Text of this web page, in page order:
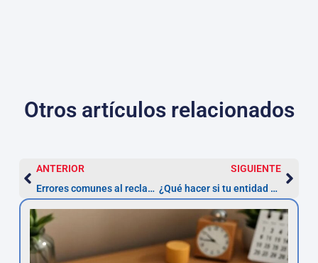
Otros artículos relacionados
ANTERIOR
Errores comunes al reclamar la nulidad de un préstamo personal y cómo evitarlos
SIGUIENTE
¿Qué hacer si tu entidad niega la nulidad de un préstamo con interés usurario?